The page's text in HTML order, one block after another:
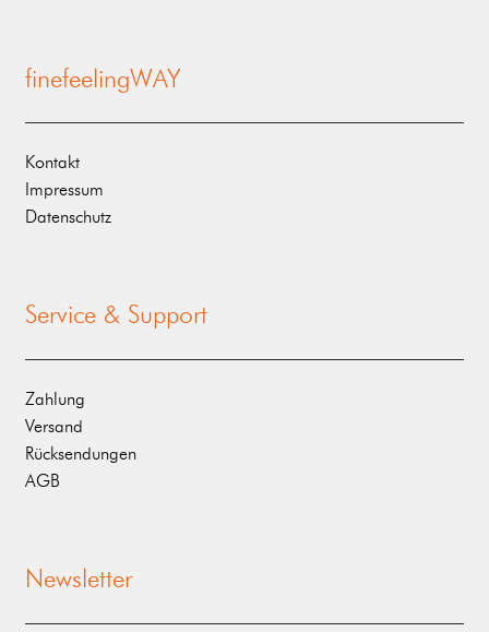
finefeelingWAY
Kontakt
Impressum
Datenschutz
Service & Support
Zahlung
Versand
Rücksendungen
AGB
Newsletter